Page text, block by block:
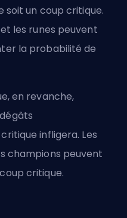
soit un coup critique.
les runes peuvent
la probabilité de
en revanche,
infligera. Les
champions peuvent
critique.